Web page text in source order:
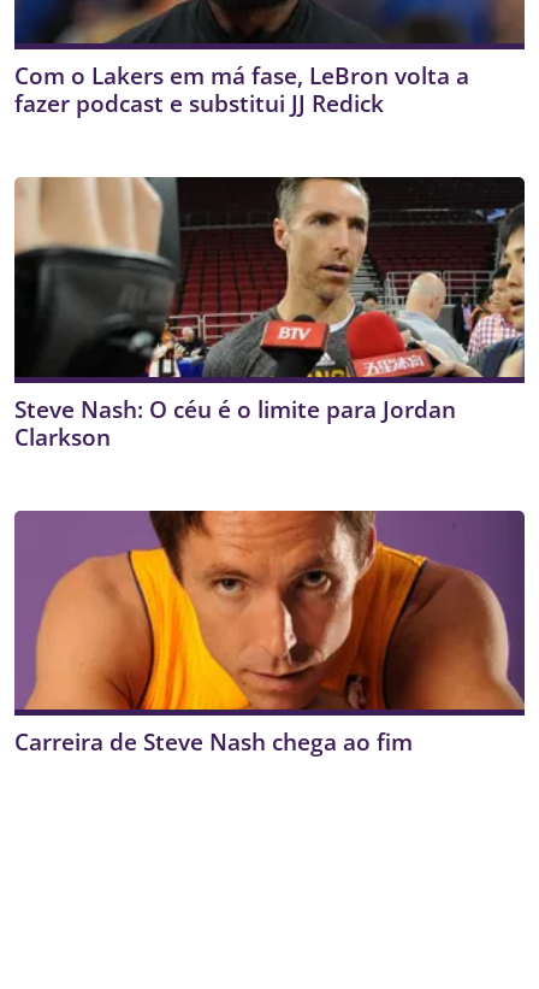
Com o Lakers em má fase, LeBron volta a
fazer podcast e substitui JJ Redick
Steve Nash: O céu é o limite para Jordan
Clarkson
Carreira de Steve Nash chega ao fim